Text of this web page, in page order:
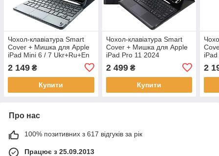
Чохол-клавіатура Smart
Cover + Мишка для Apple
iPad Mini 6 / 7 Ukr+Ru+En
2 149 ₴
Купити
Чохол-клавіатура Smart
Cover + Мишка для Apple
iPad Pro 11 2024
2 499₴
Купити
2
Про нас
100% позитивних з 617 відгуків за рік
Працює з 25.09.2013